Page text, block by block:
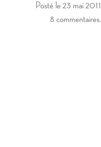
Posté le 23 mai 2011
8 commentaires.